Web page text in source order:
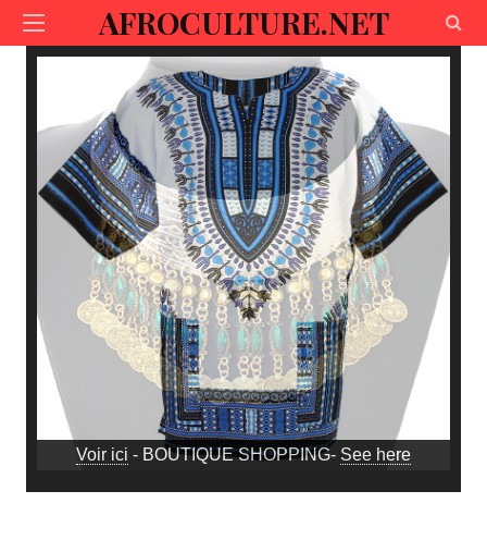
AFROCULTURE.NET
Voir ici - BOUTIQUE SHOPPING- See here